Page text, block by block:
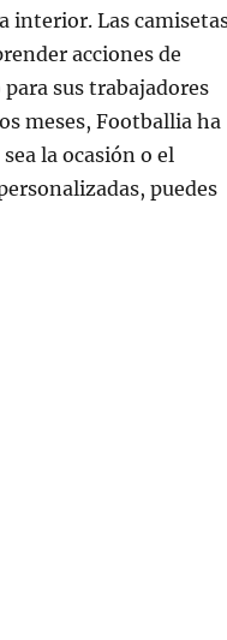
interior. Las
acciones de
sus trabajadores
meses, Footballia ha
la ocasión o el
puedes